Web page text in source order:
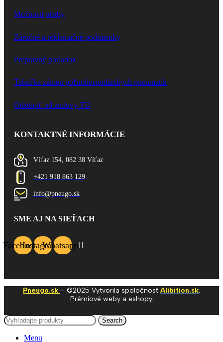
Možnosti platby
Záručné a reklamačné podmienky
Prepravný poriadok
Tabuľka zámen poľnohospodárskych pneumatík
Odstúpiť od zmluvy TU
KONTAKTNÉ INFORMÁCIE
Víťaz 154, 082 38 Víťaz
+421 918 863 129
info@pneugo.sk
SME AJ NA SIEŤACH
FacebookInstagramWhatsapp
Pneugo.sk – ©2025 Vytvorila spoločnosť Alibition.sk.
Prémiové weby a eshopy.
Search
Menu